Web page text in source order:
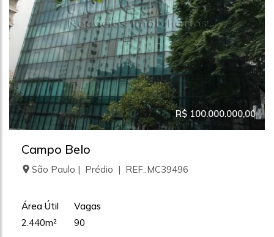
R$ 100.000.000,00
Campo Belo
São Paulo | Prédio | REF.:MC39496
Área Útil
2.440m²
Vagas
90